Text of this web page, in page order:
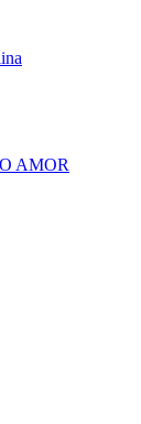
AMOR